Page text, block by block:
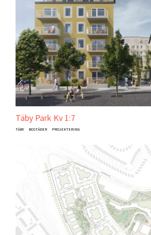
Täby Park Kv 1:7
TÄBY BOSTÄDER PROJEKTERING